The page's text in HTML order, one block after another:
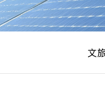
文